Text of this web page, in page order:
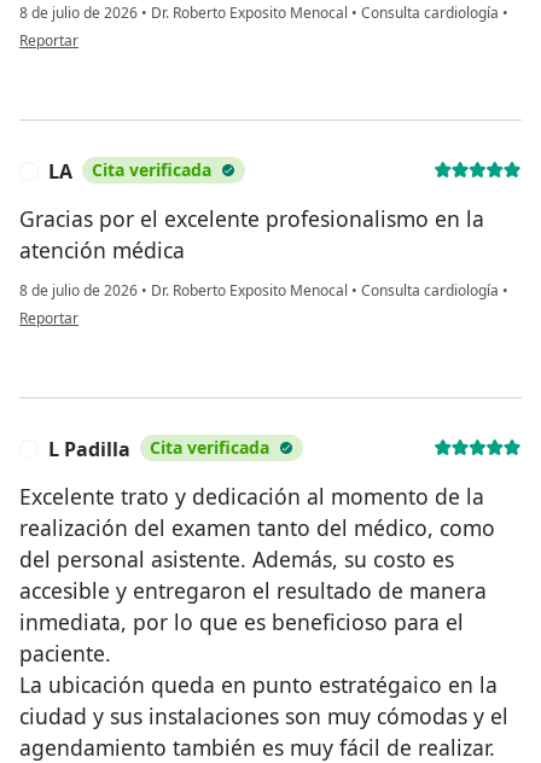
8 de julio de 2026 • Dr. Roberto Exposito Menocal • Consulta cardiología •
en opinión del usuario A.S
Reportar
LA Cita verificada
Gracias por el excelente profesionalismo en la
atención médica
8 de julio de 2026 • Dr. Roberto Exposito Menocal • Consulta cardiología •
en opinión del usuario LA
Reportar
L Padilla Cita verificada
Excelente trato y dedicación al momento de la
realización del examen tanto del médico, como
del personal asistente. Además, su costo es
accesible y entregaron el resultado de manera
inmediata, por lo que es beneficioso para el
paciente.
La ubicación queda en punto estratégaico en la
ciudad y sus instalaciones son muy cómodas y el
agendamiento también es muy fácil de realizar.